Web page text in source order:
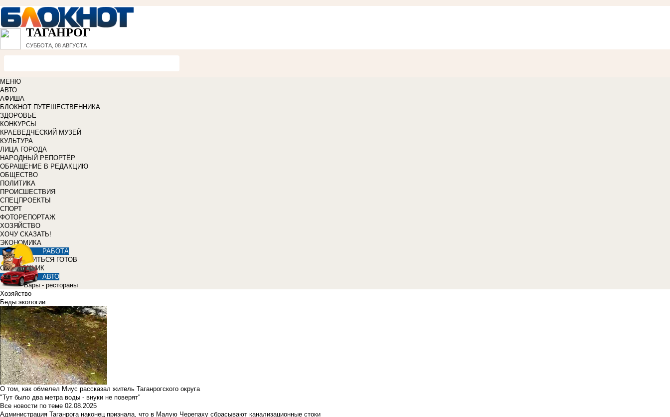
ТАГАНРОГ
СУББОТА, 08 АВГУСТА
МЕНЮ
АВТО
АФИША
БЛОКНОТ ПУТЕШЕСТВЕННИКА
ЗДОРОВЬЕ
КОНКУРСЫ
КРАЕВЕДЧЕСКИЙ МУЗЕЙ
КУЛЬТУРА
ЛИЦА ГОРОДА
НАРОДНЫЙ РЕПОРТЁР
ОБРАЩЕНИЕ В РЕДАКЦИЮ
ОБЩЕСТВО
ПОЛИТИКА
ПРОИСШЕСТВИЯ
СПЕЦПРОЕКТЫ
СПОРТ
ФОТОРЕПОРТАЖ
ХОЗЯЙСТВО
ХОЧУ СКАЗАТЬ!
ЭКОНОМИКА
РАБОТА
УЧИТЬСЯ ГОТОВ
СПРАВОЧНИК
АВТО
Бары - рестораны
Хозяйство
Беды экологии
О том, как обмелел Миус рассказал житель Таганрогского округа
"Тут было два метра воды - внуки не поверят"
Все новости по теме 02.08.2025
Администрация Таганрога наконец признала, что в Малую Черепаху сбрасывают канализационные стоки